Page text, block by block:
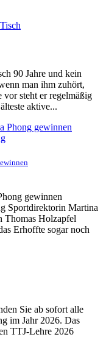
90 Jahre und kein
man ihm zuhört,
steht er regelmäßig
aktive...
gewinnen
Sportdirektorin Martina
Thomas Holzapfel
Erhoffte sogar noch
Sie ab sofort alle
im Jahr 2026. Das
TTJ-Lehre 2026